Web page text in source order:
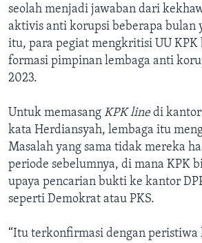
seolah menjadi jawaban dari
aktivis anti korupsi beberapa bulan
itu, para pegiat mengkritisi UU KPK
formasi pimpinan lembaga anti
2023.
Untuk memasang KPK linedi kantor
kata Herdiansyah, lembaga itu
Masalah yang sama tidak mereka
periode sebelumnya, di mana KPK
upaya pencarian bukti ke kantor
seperti Demokrat atau PKS.
“Itu terkonfirmasi dengan